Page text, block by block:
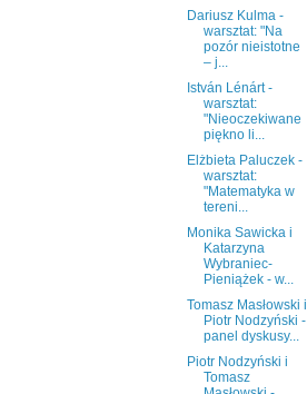
Dariusz Kulma -
warsztat: "Na
pozór nieistotne
– j...
István Lénárt -
warsztat:
"Nieoczekiwane
piękno li...
Elżbieta Paluczek -
warsztat:
"Matematyka w
tereni...
Monika Sawicka i
Katarzyna
Wybraniec-
Pieniążek - w...
Tomasz Masłowski i
Piotr Nodzyński -
panel dyskusy...
Piotr Nodzyński i
Tomasz